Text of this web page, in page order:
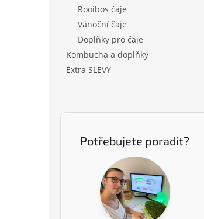
Rooibos čaje
Vánoční čaje
Doplňky pro čaje
Kombucha a doplňky
Extra SLEVY
Potřebujete poradit?